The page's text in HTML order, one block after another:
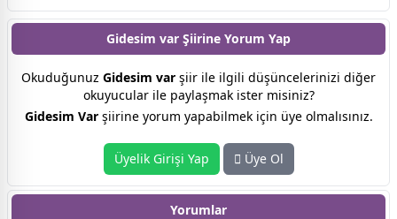
Gidesim var Şiirine Yorum Yap
Okuduğunuz Gidesim var şiir ile ilgili düşüncelerinizi diğer
okuyucular ile paylaşmak ister misiniz?
Gidesim Varşiirine yorum yapabilmek için üye olmalısınız.
Üyelik Girişi Yap Üye Ol
Yorumlar